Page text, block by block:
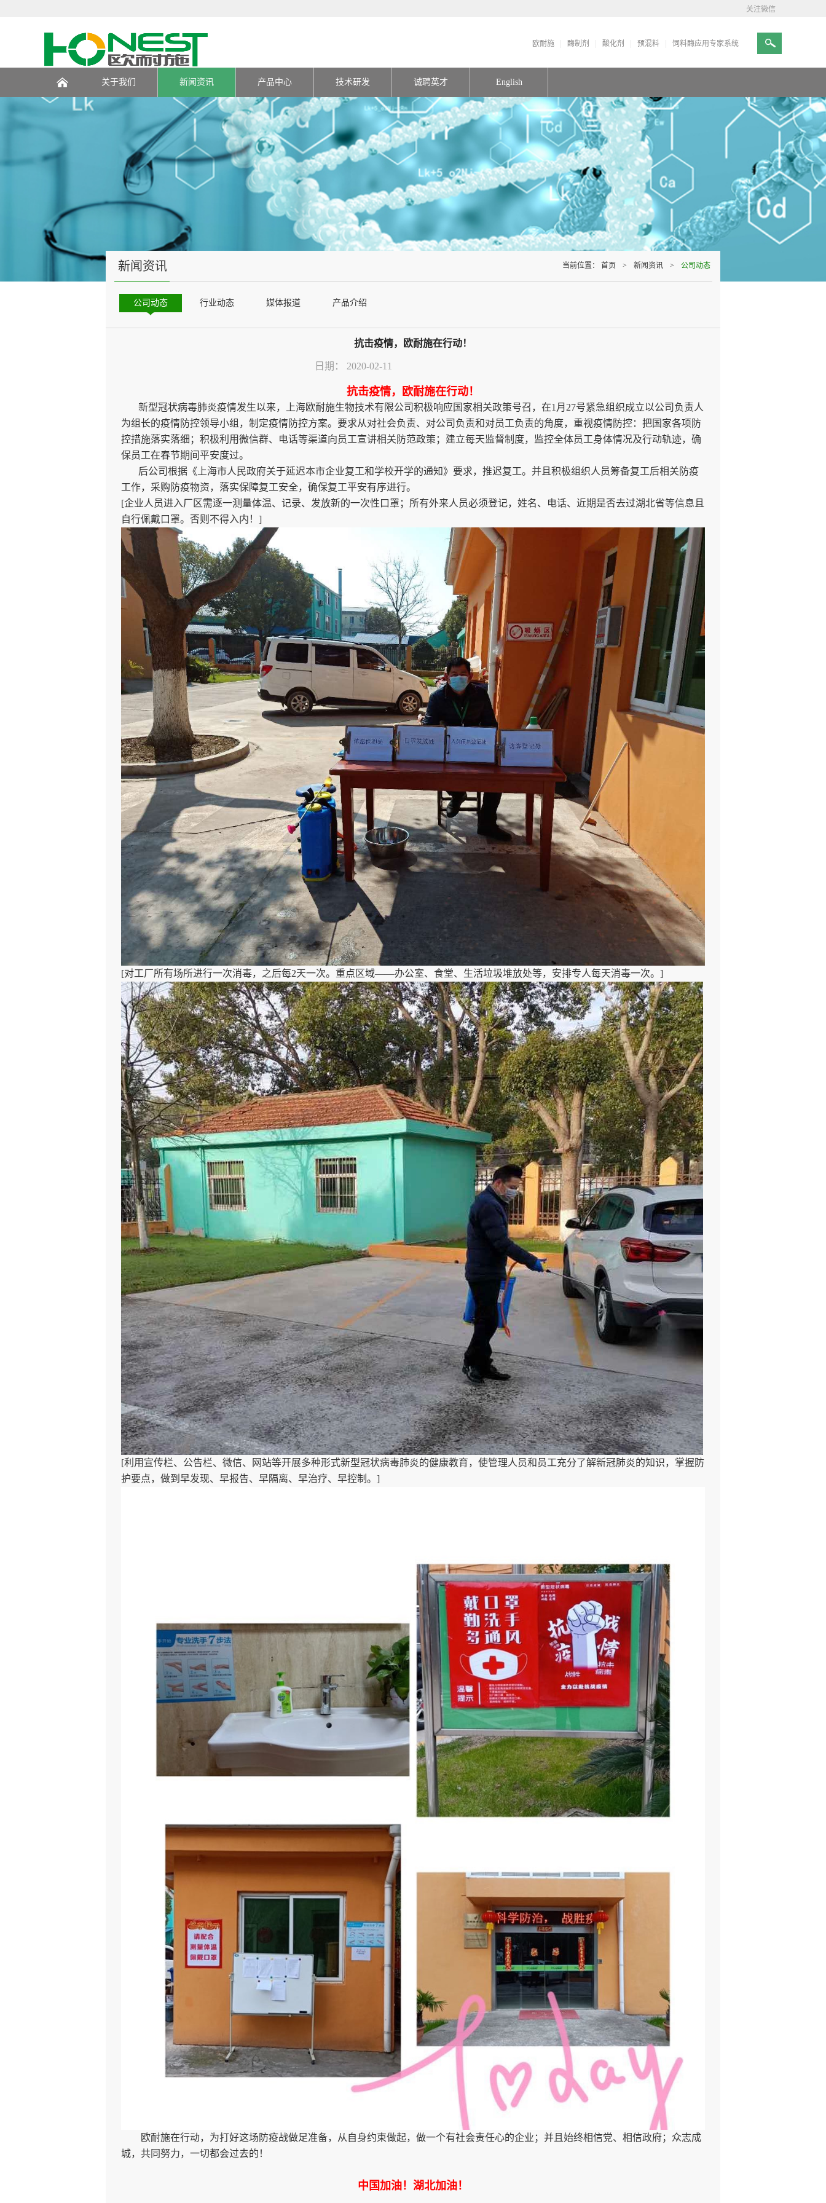
欧耐施 酶制剂 酸化剂 预混料 饲料酶应用专家系统
关注微信
页
关于我们 新闻资讯 产品中心 技术研发 诚聘英才 English
新闻资讯
公司动态 行业动态 媒体报道 产品介绍
当前位置： 首页 > 新闻资讯 > 公司动态
抗击疫情，欧耐施在行动！
日期： 2020-02-11
抗击疫情，欧耐施在行动！
新型冠状病毒肺炎疫情发生以来，上海欧耐施生物技术有限公司积极响应国家相关政策号召，在1月27号紧急组织成立以公司负责人
为组长的疫情防控领导小组，制定疫情防控方案。要求从对社会负责、对公司负责和对员工负责的角度，重视疫情防控：把国家各项防
控措施落实落细；积极利用微信群、电话等渠道向员工宣讲相关防范政策；建立每天监督制度，监控全体员工身体情况及行动轨迹，确
保员工在春节期间平安度过。
后公司根据《上海市人民政府关于延迟本市企业复工和学校开学的通知》要求，推迟复工。并且积极组织人员筹备复工后相关防疫
工作，采购防疫物资，落实保障复工安全，确保复工平安有序进行。
[企业人员进入厂区需逐一测量体温、记录、发放新的一次性口罩；所有外来人员必须登记，姓名、电话、近期是否去过湖北省等信息且
自行佩戴口罩。否则不得入内！]
[对工厂所有场所进行一次消毒，之后每2天一次。重点区域——办公室、食堂、生活垃圾堆放处等，安排专人每天消毒一次。]
[利用宣传栏、公告栏、微信、网站等开展多种形式新型冠状病毒肺炎的健康教育，使管理人员和员工充分了解新冠肺炎的知识，掌握防
护要点，做到早发现、早报告、早隔离、早治疗、早控制。]
欧耐施在行动，为打好这场防疫战做足准备，从自身约束做起，做一个有社会责任心的企业；并且始终相信党、相信政府；众志成
城，共同努力，一切都会过去的！
中国加油！湖北加油！